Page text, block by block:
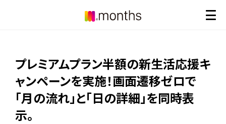
プレミアムプラン半額の新生活応援キ
ャンペーンを実施！画面遷移ゼロで
「月の流れ」と「日の詳細」を同時表
示。